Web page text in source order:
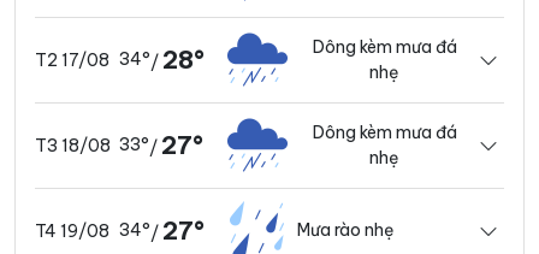
T2 17/08 34°/ 28°
Dông kèm mưa đá
nhẹ
T3 18/08 33°/ 27°
Dông kèm mưa đá
nhẹ
T4 19/08 34°/ 27° Mưa rào nhẹ